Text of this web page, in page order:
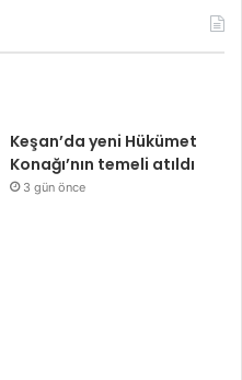
Keşan’da yeni Hükümet
Konağı’nın temeli atıldı
3 gün önce